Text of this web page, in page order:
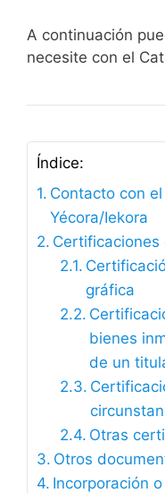
A continuación
necesite con el
Índice:
Contacto con
Yécora/Iekora
Certificaciones
gráfica
bienes
de un
Otras
Otros
Incorporación